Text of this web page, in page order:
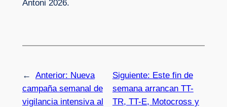
Antoni 2026.
← Anterior: Nueva
campaña semanal de
vigilancia intensiva al
Siguiente: Este fin de
semana arrancan TT-
TR, TT-E, Motocross y